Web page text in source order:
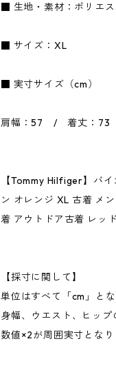
■ 生地・素材：ポリエ
■ サイズ：XL
■ 実寸サイズ（cm）
肩幅：57 / 着丈：
【Tommy Hilfiger】バ
ン オレンジ XL 古着 メ
着 アウトドア古着 レッ
【採寸に関して】
単位はすべて「cm」とな
身幅、ウエスト、ヒップ
数値×2が周囲実寸となり